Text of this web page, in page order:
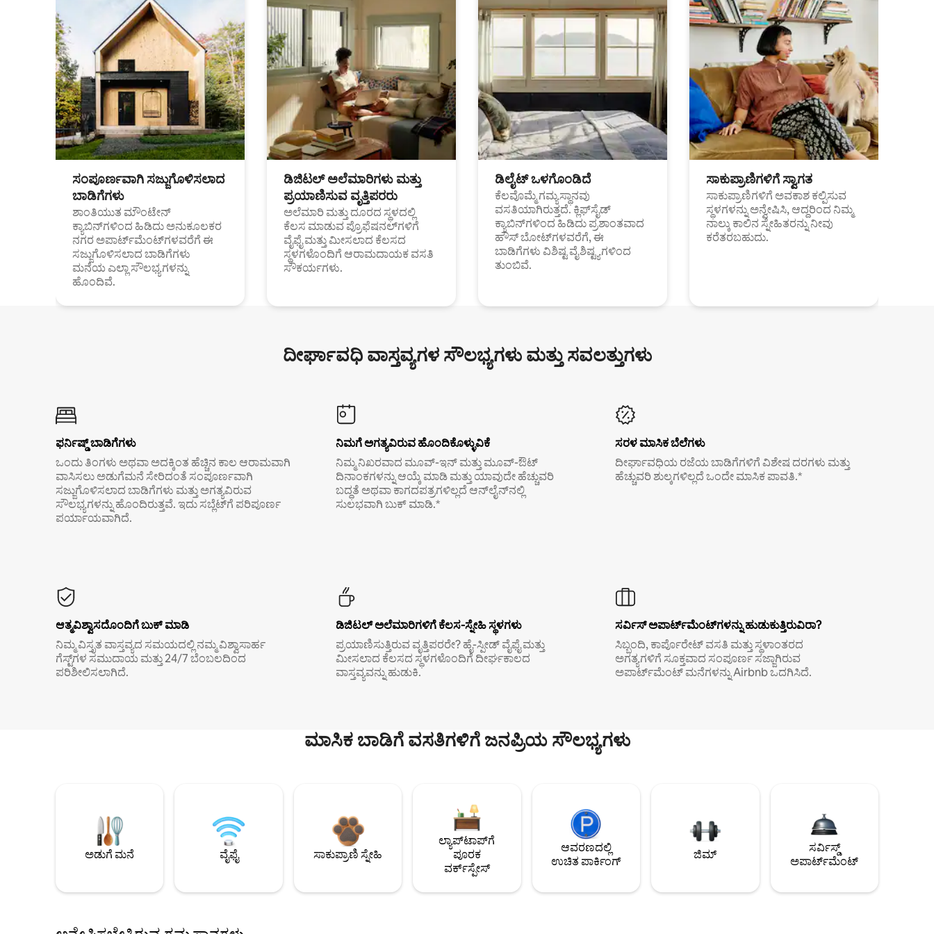
ಸಂಪೂರ್ಣವಾಗಿ ಸಜ್ಜುಗೊಳಿಸಲಾದ
ಬಾಡಿಗೆಗಳು
ಶಾಂತಿಯುತ ಮೌಂಟೇನ್
ಕ್ಯಾಬಿನ್‌ಗಳಿಂದ ಹಿಡಿದು ಅನುಕೂಲಕರ
ನಗರ ಅಪಾರ್ಟ್‌ಮೆಂಟ್‌ಗಳವರೆಗೆ ಈ
ಸಜ್ಜುಗೊಳಿಸಲಾದ ಬಾಡಿಗೆಗಳು
ಮನೆಯ ಎಲ್ಲಾ ಸೌಲಭ್ಯಗಳನ್ನು
ಹೊಂದಿವೆ.
ಡಿಜಿಟಲ್ ಅಲೆಮಾರಿಗಳು ಮತ್ತು
ಪ್ರಯಾಣಿಸುವ ವೃತ್ತಿಪರರು
ಅಲೆಮಾರಿ ಮತ್ತು ದೂರದ ಸ್ಥಳದಲ್ಲಿ
ಕೆಲಸ ಮಾಡುವ ಪ್ರೊಫೆಷನಲ್‌ಗಳಿಗೆ
ವೈಫೈ ಮತ್ತು ಮೀಸಲಾದ ಕೆಲಸದ
ಸ್ಥಳಗಳೊಂದಿಗೆ ಆರಾಮದಾಯಕ ವಸತಿ
ಸೌಕರ್ಯಗಳು.
ಡಿಲೈಟ್ ಒಳಗೊಂಡಿದೆ
ಕೆಲವೊಮ್ಮೆ ಗಮ್ಯಸ್ಥಾನವು
ವಸತಿಯಾಗಿರುತ್ತದೆ. ಕ್ಲಿಫ್‌ಸೈಡ್
ಕ್ಯಾಬಿನ್‌ಗಳಿಂದ ಹಿಡಿದು ಪ್ರಶಾಂತವಾದ
ಹೌಸ್ ಬೋಟ್‌ಗಳವರೆಗೆ, ಈ
ಬಾಡಿಗೆಗಳು ವಿಶಿಷ್ಟ ವೈಶಿಷ್ಟ್ಯಗಳಿಂದ
ತುಂಬಿವೆ.
ಸಾಕುಪ್ರಾಣಿಗಳಿಗೆ ಸ್ವಾಗತ
ಸಾಕುಪ್ರಾಣಿಗಳಿಗೆ ಅವಕಾಶ ಕಲ್ಪಿಸುವ
ಸ್ಥಳಗಳನ್ನು ಅನ್ವೇಷಿಸಿ, ಆದ್ದರಿಂದ ನಿಮ್ಮ
ನಾಲ್ಕು ಕಾಲಿನ ಸ್ನೇಹಿತರನ್ನು ನೀವು
ಕರೆತರಬಹುದು.
ದೀರ್ಘಾವಧಿ ವಾಸ್ತವ್ಯಗಳ ಸೌಲಭ್ಯಗಳು ಮತ್ತು ಸವಲತ್ತುಗಳು
ಫರ್ನಿಷ್ಡ್ ಬಾಡಿಗೆಗಳು
ಒಂದು ತಿಂಗಳು ಅಥವಾ ಅದಕ್ಕಿಂತ ಹೆಚ್ಚಿನ ಕಾಲ ಆರಾಮವಾಗಿ
ವಾಸಿಸಲು ಅಡುಗೆಮನೆ ಸೇರಿದಂತೆ ಸಂಪೂರ್ಣವಾಗಿ
ಸಜ್ಜುಗೊಳಿಸಲಾದ ಬಾಡಿಗೆಗಳು ಮತ್ತು ಅಗತ್ಯವಿರುವ
ಸೌಲಭ್ಯಗಳನ್ನು ಹೊಂದಿರುತ್ತವೆ. ಇದು ಸಬ್ಲೆಟ್‌ಗೆ ಪರಿಪೂರ್ಣ
ಪರ್ಯಾಯವಾಗಿದೆ.
ನಿಮಗೆ ಅಗತ್ಯವಿರುವ ಹೊಂದಿಕೊಳ್ಳುವಿಕೆ
ನಿಮ್ಮ ನಿಖರವಾದ ಮೂವ್-ಇನ್ ಮತ್ತು ಮೂವ್-ಔಟ್
ದಿನಾಂಕಗಳನ್ನು ಆಯ್ಕೆ ಮಾಡಿ ಮತ್ತು ಯಾವುದೇ ಹೆಚ್ಚುವರಿ
ಬದ್ಧತೆ ಅಥವಾ ಕಾಗದಪತ್ರಗಳಿಲ್ಲದೆ ಆನ್‌ಲೈನ್‌ನಲ್ಲಿ
ಸುಲಭವಾಗಿ ಬುಕ್ ಮಾಡಿ.*
ಸರಳ ಮಾಸಿಕ ಬೆಲೆಗಳು
ದೀರ್ಘಾವಧಿಯ ರಜೆಯ ಬಾಡಿಗೆಗಳಿಗೆ ವಿಶೇಷ ದರಗಳು ಮತ್ತು
ಹೆಚ್ಚುವರಿ ಶುಲ್ಕಗಳಿಲ್ಲದೆ ಒಂದೇ ಮಾಸಿಕ ಪಾವತಿ.*
ಆತ್ಮವಿಶ್ವಾಸದೊಂದಿಗೆ ಬುಕ್ ಮಾಡಿ
ನಿಮ್ಮ ವಿಸ್ತೃತ ವಾಸ್ತವ್ಯದ ಸಮಯದಲ್ಲಿ ನಮ್ಮ ವಿಶ್ವಾಸಾರ್ಹ
ಗೆಸ್ಟ್‌ಗಳ ಸಮುದಾಯ ಮತ್ತು 24/7 ಬೆಂಬಲದಿಂದ
ಪರಿಶೀಲಿಸಲಾಗಿದೆ.
ಡಿಜಿಟಲ್ ಅಲೆಮಾರಿಗಳಿಗೆ ಕೆಲಸ-ಸ್ನೇಹಿ ಸ್ಥಳಗಳು
ಪ್ರಯಾಣಿಸುತ್ತಿರುವ ವೃತ್ತಿಪರರೇ? ಹೈ-ಸ್ಪೀಡ್ ವೈಫೈ ಮತ್ತು
ಮೀಸಲಾದ ಕೆಲಸದ ಸ್ಥಳಗಳೊಂದಿಗೆ ದೀರ್ಘಕಾಲದ
ವಾಸ್ತವ್ಯವನ್ನು ಹುಡುಕಿ.
ಸರ್ವಿಸ್ ಅಪಾರ್ಟ್‌ಮೆಂಟ್‌ಗಳನ್ನು ಹುಡುಕುತ್ತಿರುವಿರಾ?
ಸಿಬ್ಬಂದಿ, ಕಾರ್ಪೊರೇಟ್ ವಸತಿ ಮತ್ತು ಸ್ಥಳಾಂತರದ
ಅಗತ್ಯಗಳಿಗೆ ಸೂಕ್ತವಾದ ಸಂಪೂರ್ಣ ಸಜ್ಜಾಗಿರುವ
ಅಪಾರ್ಟ್‌ಮೆಂಟ್ ಮನೆಗಳನ್ನು Airbnb ಒದಗಿಸಿದೆ.
ಮಾಸಿಕ ಬಾಡಿಗೆ ವಸತಿಗಳಿಗೆ ಜನಪ್ರಿಯ ಸೌಲಭ್ಯಗಳು
ಅಡುಗೆ ಮನೆ ವೈಫೈ ಸಾಕುಪ್ರಾಣಿ ಸ್ನೇಹಿ
ಲ್ಯಾಪ್‌ಟಾಪ್‌ಗೆ
ಪೂರಕ
ವರ್ಕ್‌ಸ್ಪೇಸ್
ಆವರಣದಲ್ಲಿ
ಉಚಿತ ಪಾರ್ಕಿಂಗ್
ಜಿಮ್
ಸರ್ವಿಸ್ಡ್
ಅಪಾರ್ಟ್‌ಮೆಂಟ್